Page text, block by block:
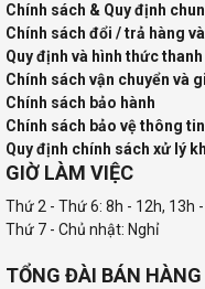
Chính sách & Quy định
Chính sách đổi / trả hàng
Quy định và hình thức
Chính sách vận chuyển và
Chính sách bảo hành
Chính sách bảo vệ thông
Quy định chính sách xử lý
GIỜ LÀM VIỆC
Thứ 2 - Thứ 6: 8h - 12h, 13h
Thứ 7 - Chủ nhật: Nghỉ
TỔNG ĐÀI BÁN HÀNG